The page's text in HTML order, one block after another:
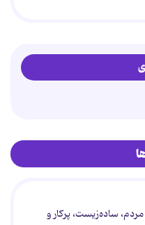
ساده‌زیست، پرکار و